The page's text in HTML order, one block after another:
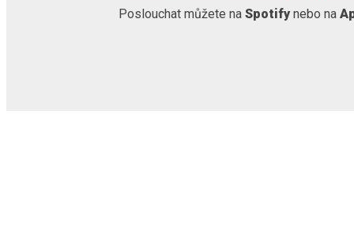
Poslouchat můžete na Spotify nebo na